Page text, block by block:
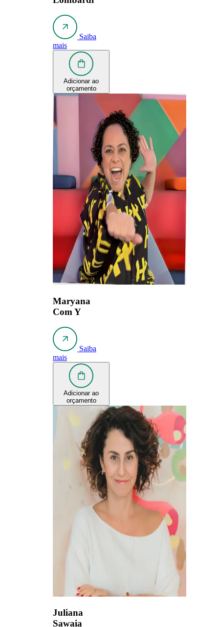
Saiba
mais
Adicionar ao
orçamento
Maryana
Com Y
Saiba
mais
Adicionar ao
orçamento
Juliana
Sawaia